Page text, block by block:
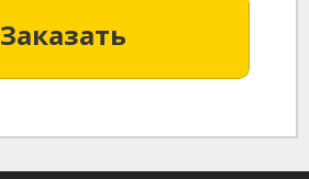
Заказать